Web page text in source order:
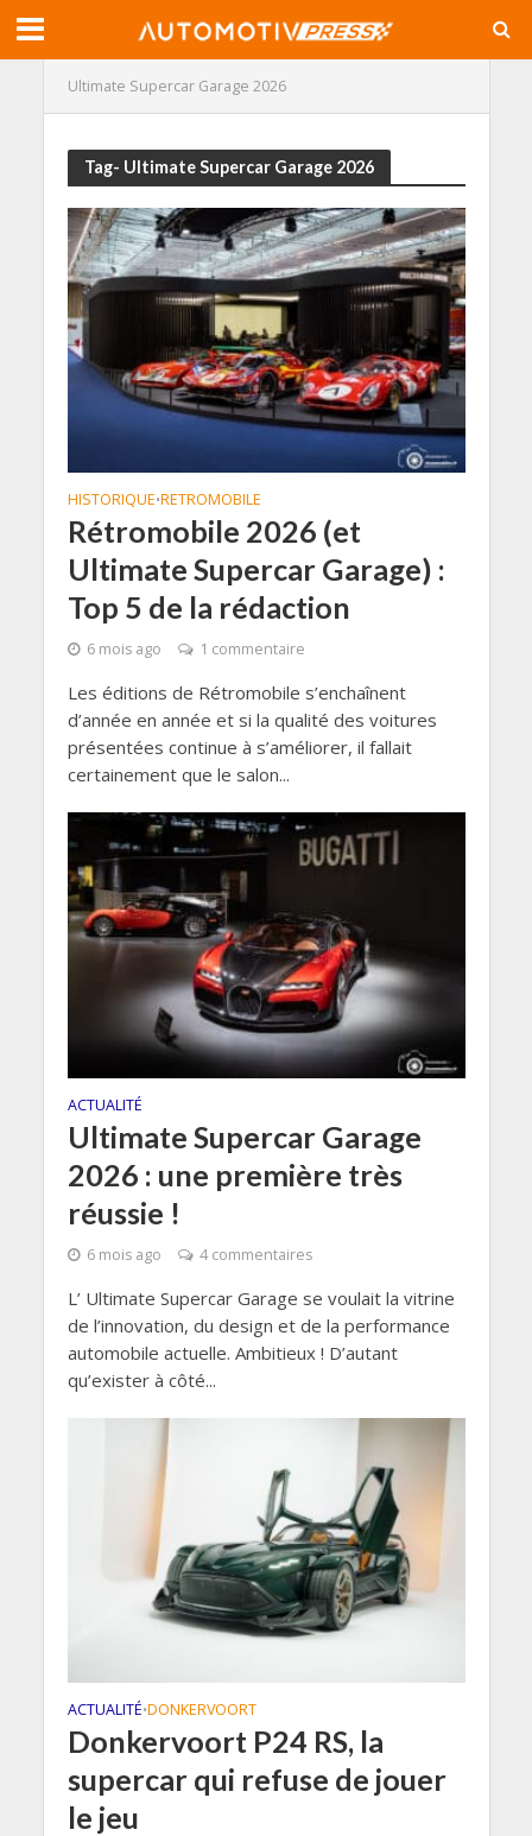
Ultimate Supercar Garage 2026
Tag- Ultimate Supercar Garage 2026
HISTORIQUE•RETROMOBILE
Rétromobile 2026 (et
Ultimate Supercar Garage) :
Top 5 de la rédaction
6 mois ago 1 commentaire
Les éditions de Rétromobile s’enchaînent
d’année en année et si la qualité des voitures
présentées continue à s’améliorer, il fallait
certainement que le salon...
ACTUALITÉ
Ultimate Supercar Garage
2026 : une première très
réussie !
6 mois ago 4 commentaires
L’ Ultimate Supercar Garage se voulait la vitrine
de l’innovation, du design et de la performance
automobile actuelle. Ambitieux ! D’autant
qu’exister à côté...
ACTUALITÉ•DONKERVOORT
Donkervoort P24 RS, la
supercar qui refuse de jouer
le jeu